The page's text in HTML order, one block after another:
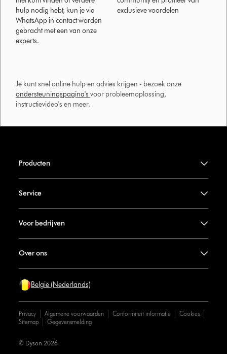
hulp nodig hebt, kun je via
WhatsApp in contact worden
gebracht met een van onze
experts.
exclusieve voordelen
Je kunt snel online hulp en advies krijgen - bezoek onze
ondersteuningspagina's voor probleemoplossing,
instructievideo's en meer.
Producten
Service
Voor bedrijven
Over ons
België (Nederlands)
Privacy Algemene voorwaarden Conformiteit informatie
Cookies
Sitemap
Gegevensmelding
© Dyson 2026